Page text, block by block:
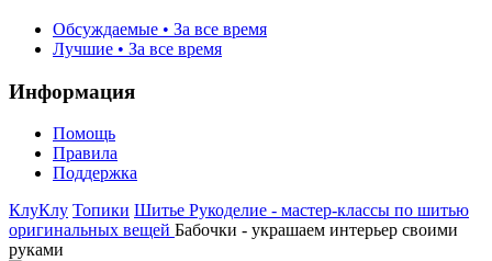
Обсуждаемые • За все время
Лучшие • За все время
Информация
Помощь
Правила
Поддержка
КлуКлу Топики Шитье Рукоделие - мастер-классы по шитью
оригинальных вещей Бабочки - украшаем интерьер своими
руками